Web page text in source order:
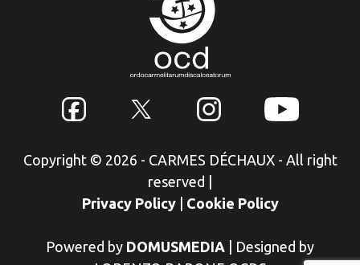
Copyright © 2026 - CARMES DÉCHAUX - All right
reserved
Privacy Policy
Cookie Policy
Powered by DOMUSMEDIA
Designed by